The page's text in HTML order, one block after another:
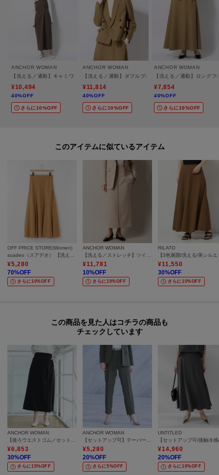
ビジネスシーンに合う着心地の良い上質な服。きちんと見えて機能性が充実
イージーケアでタイムパフォーマンスが向上する服。肩の力を抜いて自分ら
しい装いができる服。
働き方やビジネスウェアの多様化に対応した商品をラインナップするため、
様々なブランドで展開しています。
主な展開ブランド：ANCHOR WOMAN、＆ress、WHITEなど
※照明の関係により、実際よりも色味が違って見える場合があります。ま
た、パソコン・スマートフォンなどの環境により、若干製品と画像のカラー
ANCHOR WOMAN
【洗える／通勤】キャミワンピース
¥10,494
40%OFF
さらに10%OFF
ANCHOR WOMAN
【洗える／通勤】ダブルブレストショートジャケット
¥11,814
40%OFF
さらに10%OFF
ANCHOR WOMAN
【洗える／通勤】ロングフ
¥7,854
40%OFF
さらに10%OFF
このアイテムに似ているアイテム
OFF PRICE STORE(Women)
¥5,280
70%OFF
さらに10%OFF
ANCHOR WOMAN
¥11,781
10%OFF
さらに10%OFF
RILATO
¥11,550
30%OFF
さらに10%OFF
この商品を見た人はコチラの商品も
チェックしています
ANCHOR WOMAN
【後ろウエストゴム／セットアップ可】マーメイドフレアスカート
¥6,853
30%OFF
さらに15%OFF
ANCHOR WOMAN
【セットアップ可】テーパードパンツ
¥5,280
20%OFF
さらに5%OFF
UNTITLED
¥14,960
20%OFF
さらに10%OFF